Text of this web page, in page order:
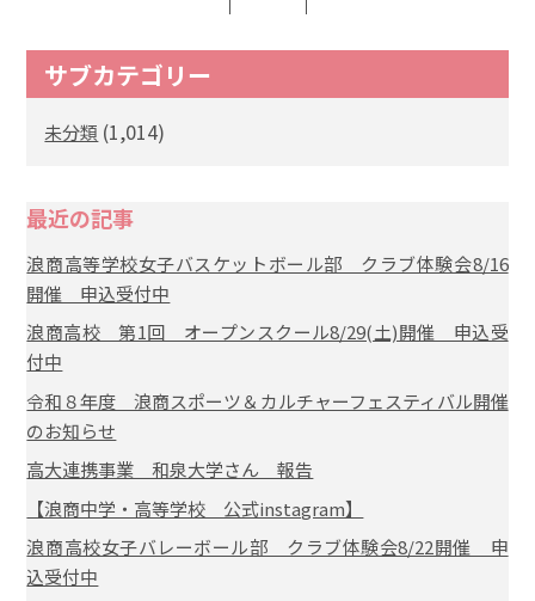
サブカテゴリー
未分類 (1,014)
最近の記事
浪商高等学校女子バスケットボール部 クラブ体験会8/16
開催 申込受付中
浪商高校 第1回 オープンスクール8/29(土)開催 申込受
付中
令和８年度 浪商スポーツ＆カルチャーフェスティバル開催
のお知らせ
高大連携事業 和泉大学さん 報告
【浪商中学・高等学校 公式instagram】
浪商高校女子バレーボール部 クラブ体験会8/22開催 申
込受付中